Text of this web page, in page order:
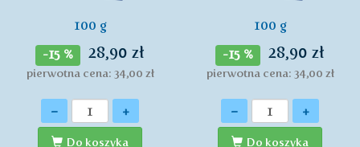
100 g
-15 % 28,90 zł
pierwotna cena: 34,00 zł
Ilość
- +
Do koszyka
100 g
-15 % 28,90 zł
pierwotna cena: 34,00 zł
Ilość
- +
Do koszyka